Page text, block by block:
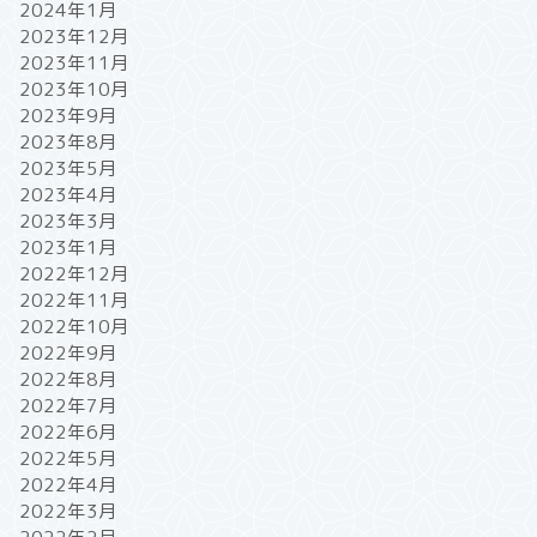
2024年1月
2023年12月
2023年11月
2023年10月
2023年9月
2023年8月
2023年5月
2023年4月
2023年3月
2023年1月
2022年12月
2022年11月
2022年10月
2022年9月
2022年8月
2022年7月
2022年6月
2022年5月
2022年4月
2022年3月